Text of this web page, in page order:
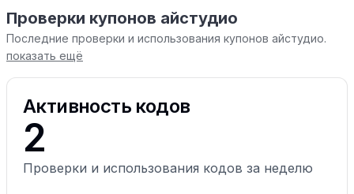
Проверки купонов айстудио
Последние проверки и использования купонов айстудио.
показать ещё
Активность кодов
2
Проверки и использования кодов за неделю